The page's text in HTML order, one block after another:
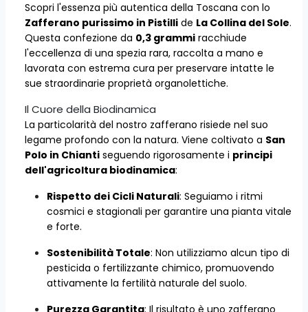
Scopri l'essenza più autentica della Toscana con lo
Zafferano purissimo in Pistilli de La Collina del Sole.
Questa confezione da 0,3 grammi racchiude
l'eccellenza di una spezia rara, raccolta a mano e
lavorata con estrema cura per preservare intatte le
sue straordinarie proprietà organolettiche.
Il Cuore della Biodinamica
La particolarità del nostro zafferano risiede nel suo
legame profondo con la natura. Viene coltivato a San
Polo in Chianti seguendo rigorosamente i principi
dell'agricoltura biodinamica:
Rispetto dei Cicli Naturali: Seguiamo i ritmi
cosmici e stagionali per garantire una pianta vitale
e forte.
Sostenibilità Totale: Non utilizziamo alcun tipo di
pesticida o fertilizzante chimico, promuovendo
attivamente la fertilità naturale del suolo.
Purezza Garantita: Il risultato è uno zafferano